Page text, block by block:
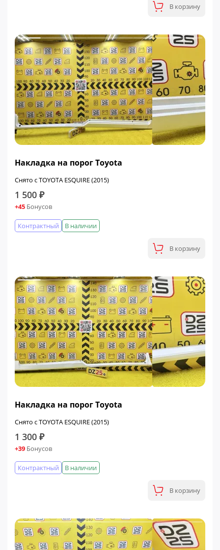
В корзину
Накладка на порог Toyota
Снято с TOYOTA ESQUIRE (2015)
1 500 ₽
+45 Бонусов
В наличии
Контрактный
В корзину
Накладка на порог Toyota
Снято с TOYOTA ESQUIRE (2015)
1 300 ₽
+39 Бонусов
В наличии
Контрактный
В корзину